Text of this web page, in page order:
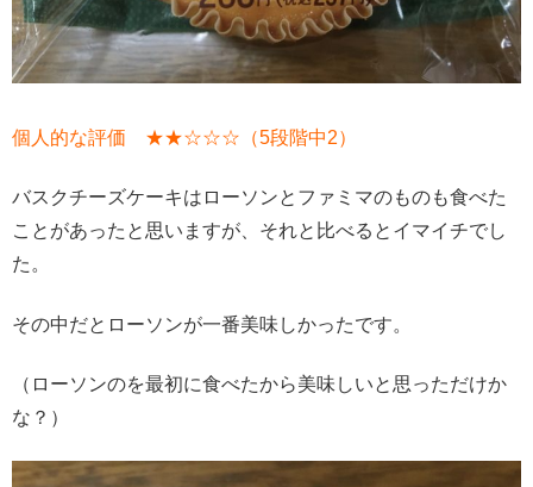
個人的な評価 ★★☆☆☆（5段階中2）
バスクチーズケーキはローソンとファミマのものも食べた
ことがあったと思いますが、それと比べるとイマイチでし
た。
その中だとローソンが一番美味しかったです。
（ローソンのを最初に食べたから美味しいと思っただけか
な？）